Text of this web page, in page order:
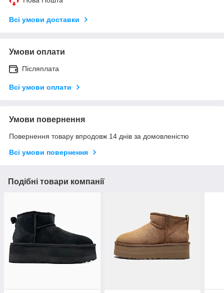
Всі умови доставки
Умови оплати
Післяплата
Всі умови оплати
Умови повернення
Повернення товару впродовж 14 днів за домовленістю
Всі умови повернення
Подібні товари компанії